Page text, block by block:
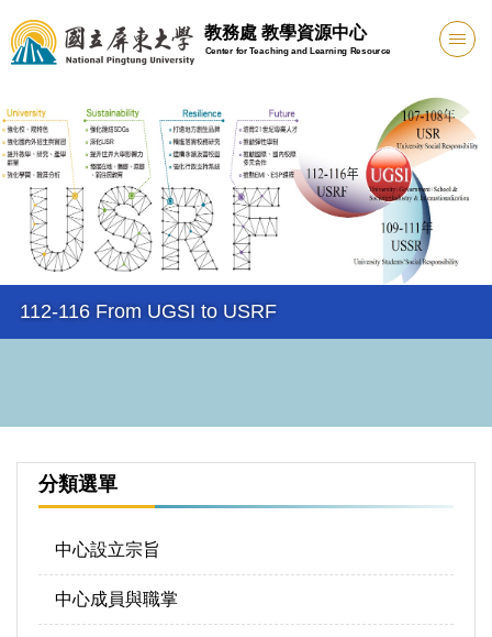
跳
到
主
內
容
區
教務處 教學資源中心
Center for Teaching and Learning Resource
112-116 From UGSI to USRF
分類選單
中心設立宗旨
中心成員與職掌